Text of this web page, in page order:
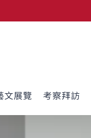
文展覽 考察拜訪